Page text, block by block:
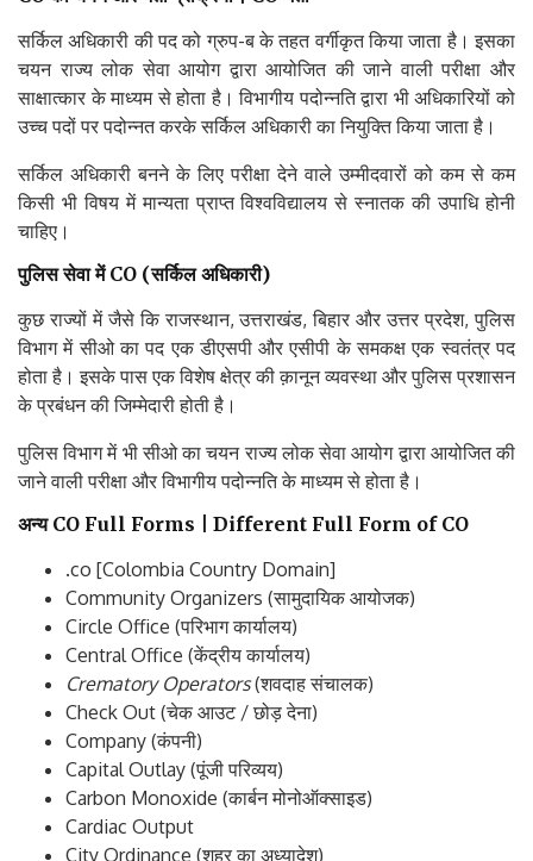
सर्किल अधिकारी की पद को ग्रुप-ब के तहत वर्गीकृत किया जाता है। इसका
चयन राज्य लोक सेवा आयोग द्वारा आयोजित की जाने वाली परीक्षा और
साक्षात्कार के माध्यम से होता है। विभागीय पदोन्नति द्वारा भी अधिकारियों को
उच्च पदों पर पदोन्नत करके सर्किल अधिकारी का नियुक्ति किया जाता है।
सर्किल अधिकारी बनने के लिए परीक्षा देने वाले उम्मीदवारों को कम से कम
किसी भी विषय में मान्यता प्राप्त विश्वविद्यालय से स्नातक की उपाधि होनी
चाहिए।
पुलिस सेवा में CO (सर्किल अधिकारी)
कुछ राज्यों में जैसे कि राजस्थान, उत्तराखंड, बिहार और उत्तर प्रदेश, पुलिस
विभाग में सीओ का पद एक डीएसपी और एसीपी के समकक्ष एक स्वतंत्र पद
होता है। इसके पास एक विशेष क्षेत्र की क़ानून व्यवस्था और पुलिस प्रशासन
के प्रबंधन की जिम्मेदारी होती है।
पुलिस विभाग में भी सीओ का चयन राज्य लोक सेवा आयोग द्वारा आयोजित की
जाने वाली परीक्षा और विभागीय पदोन्नति के माध्यम से होता है।
अन्य CO Full Forms | Different Full Form of CO
.co [Colombia Country Domain]
Community Organizers (सामुदायिक आयोजक)
Circle Office (परिभाग कार्यालय)
Central Office (केंद्रीय कार्यालय)
Crematory Operators(शवदाह संचालक)
Check Out (चेक आउट / छोड़ देना)
Company (कंपनी)
Capital Outlay (पूंजी परिव्यय)
Carbon Monoxide (कार्बन मोनोऑक्साइड)
Cardiac Output
City Ordinance (शहर का अध्यादेश)